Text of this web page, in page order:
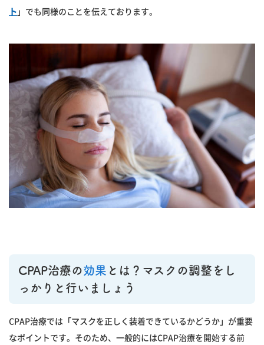
ト 」でも同様のことを伝えております。
CPAP治療の効果 とは？マスクの調整をし
っかりと行いましょう
CPAP治療では「マスクを正しく装着できているかどうか」が重要
なポイントです。そのため、一般的にはCPAP治療を開始する前